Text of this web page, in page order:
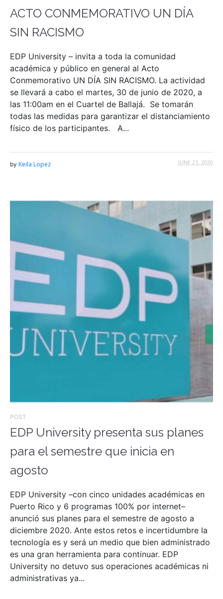
ACTO CONMEMORATIVO UN DÍA
SIN RACISMO
EDP University – invita a toda la comunidad
académica y público en general al Acto
Conmemorativo UN DÍA SIN RACISMO. La actividad
se llevará a cabo el martes, 30 de junio de 2020, a
las 11:00am en el Cuartel de Ballajá. Se tomarán
todas las medidas para garantizar el distanciamiento
físico de los participantes. A...
JUNE 23, 2020
by Keila Lopez
POST
EDP University presenta sus planes
para el semestre que inicia en
agosto
EDP University –con cinco unidades académicas en
Puerto Rico y 6 programas 100% por internet–
anunció sus planes para el semestre de agosto a
diciembre 2020. Ante estos retos e incertidumbre la
tecnología es y será un medio que bien administrado
es una gran herramienta para continuar. EDP
University no detuvo sus operaciones académicas ni
administrativas ya...